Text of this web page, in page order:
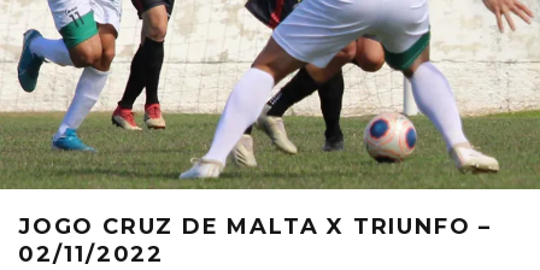
JOGO CRUZ DE MALTA X TRIUNFO –
02/11/2022